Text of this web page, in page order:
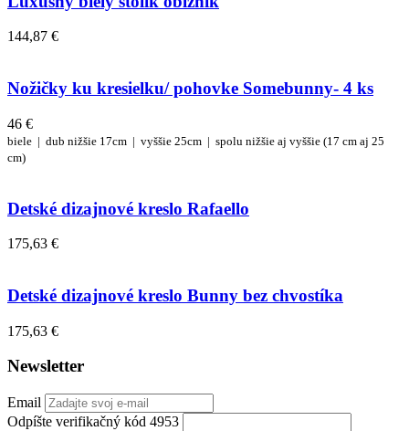
144,87 €
Nožičky ku kresielku/ pohovke Somebunny- 4 ks
46 €
biele | dub nižšie 17cm | vyššie 25cm | spolu nižšie aj vyššie (17 cm aj 25
cm)
Detské dizajnové kreslo Rafaello
175,63 €
Detské dizajnové kreslo Bunny bez chvostíka
175,63 €
Newsletter
Email
Odpíšte verifikačný kód 4953